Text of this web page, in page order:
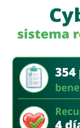
necesariamente
siempre que sus
El Ayuntamiento
servicio, ya que el
todo el proceso
nacimiento de
También lee:
durante 2026 para